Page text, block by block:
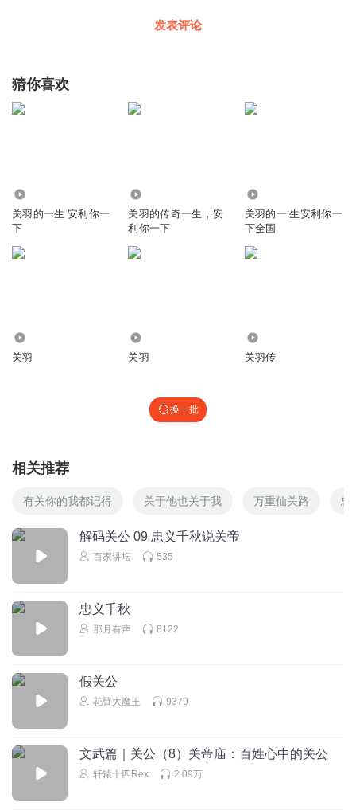
发表评论
猜你喜欢
关羽的一生 安利你一
下
关羽的传奇一生，安
利你一下
关羽的一 生安利你一
下全国
关羽 关羽 关羽传
换一批
相关推荐
有关你的我都记得 关于他也关于我 万重仙关路 忠
解码关公 09 忠义千秋说关帝
百家讲坛 535
忠义千秋
那月有声 8122
假关公
花臂大魔王 9379
文武篇｜关公（8）关帝庙：百姓心中的关公
轩辕十四Rex 2.09万